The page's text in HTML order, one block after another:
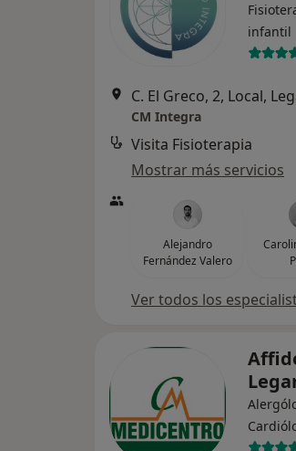
infantil
C. El Greco, 2, Local,
CM Integra
Visita Fisioterapia
Mostrar más servicios
Alejandro
Fernández Valero
Ver todos los